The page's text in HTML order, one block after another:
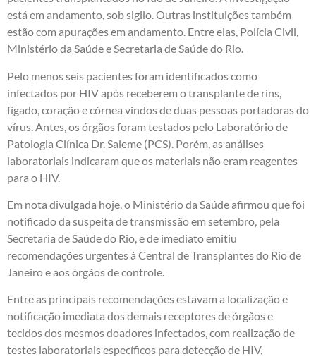
está em andamento, sob sigilo. Outras instituições também
estão com apurações em andamento. Entre elas, Polícia Civil,
Ministério da Saúde e Secretaria de Saúde do Rio.
Pelo menos seis pacientes foram identificados como
infectados por HIV após receberem o transplante de rins,
fígado, coração e córnea vindos de duas pessoas portadoras do
vírus. Antes, os órgãos foram testados pelo Laboratório de
Patologia Clínica Dr. Saleme (PCS). Porém, as análises
laboratoriais indicaram que os materiais não eram reagentes
para o HIV.
Em nota divulgada hoje, o Ministério da Saúde afirmou que foi
notificado da suspeita de transmissão em setembro, pela
Secretaria de Saúde do Rio, e de imediato emitiu
recomendações urgentes à Central de Transplantes do Rio de
Janeiro e aos órgãos de controle.
Entre as principais recomendações estavam a localização e
notificação imediata dos demais receptores de órgãos e
tecidos dos mesmos doadores infectados, com realização de
testes laboratoriais específicos para detecção de HIV,